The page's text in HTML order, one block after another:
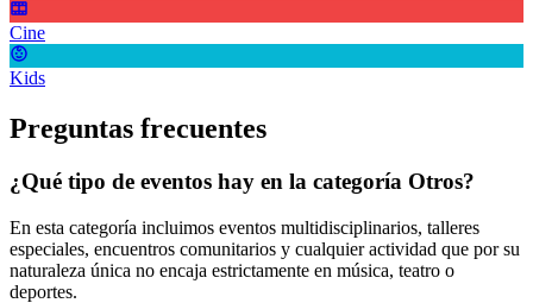
Cine
Kids
Preguntas frecuentes
¿Qué tipo de eventos hay en la categoría Otros?
En esta categoría incluimos eventos multidisciplinarios, talleres
especiales, encuentros comunitarios y cualquier actividad que por su
naturaleza única no encaja estrictamente en música, teatro o
deportes.